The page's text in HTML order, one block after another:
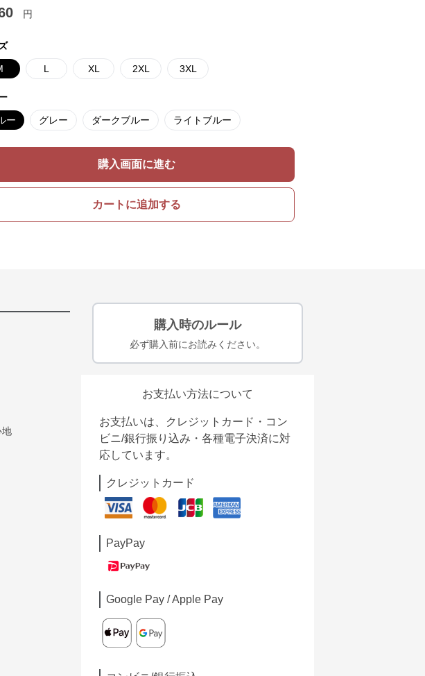
円
L XL 2XL 3XL
ー グレー ダークブルー ライトブルー
購入画面に進む
カートに追加する
地
購入時のルール
必ず購入前にお読みください。
お支払い方法について
お支払いは、クレジットカード・コン
ビニ/銀行振り込み・各種電子決済に対
応しています。
クレジットカード
PayPay
Google Pay / Apple Pay